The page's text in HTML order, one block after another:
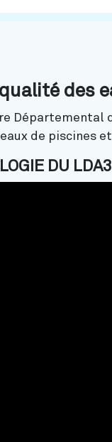
Facebook
sursur
des
Départemental
de piscines
DU